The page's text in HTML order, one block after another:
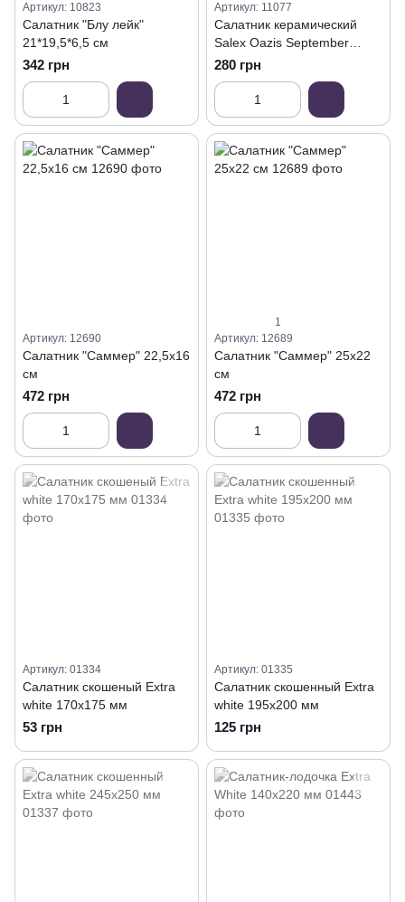
Артикул: 10823
Салатник "Блу лейк"
21*19,5*6,5 см
342 грн
Артикул: 11077
Салатник керамический
Salex Oazis September
23х18 см
280 грн
Артикул: 12690
Салатник "Саммер" 22,5х16
см
472 грн
1
Артикул: 12689
Салатник "Саммер" 25х22
см
472 грн
Артикул: 01334
Салатник скошеный Extra
white 170х175 мм
53 грн
Артикул: 01335
Салатник скошенный Extra
white 195х200 мм
125 грн